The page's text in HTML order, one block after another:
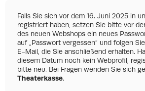
Falls Sie sich vor dem 16. Juni 2025 in
registriert haben, setzen Sie bitte vor
des neuen Webshops ein neues
auf „Passwort vergessen“ und folgen
E-Mail, die Sie anschließend erhalten.
diesem Datum noch kein Webprofil,
bitte neu. Bei Fragen wenden Sie sich
Theaterkasse.